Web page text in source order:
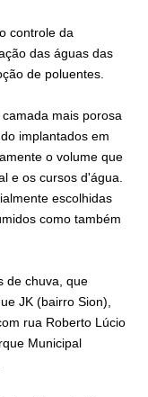
controle da
das águas das
de poluentes.
mais porosa
implantados em
o volume que
e os cursos d'água.
escolhidas
como também
de chuva, que
JK (bairro Sion),
rua Roberto Lúcio
Municipal